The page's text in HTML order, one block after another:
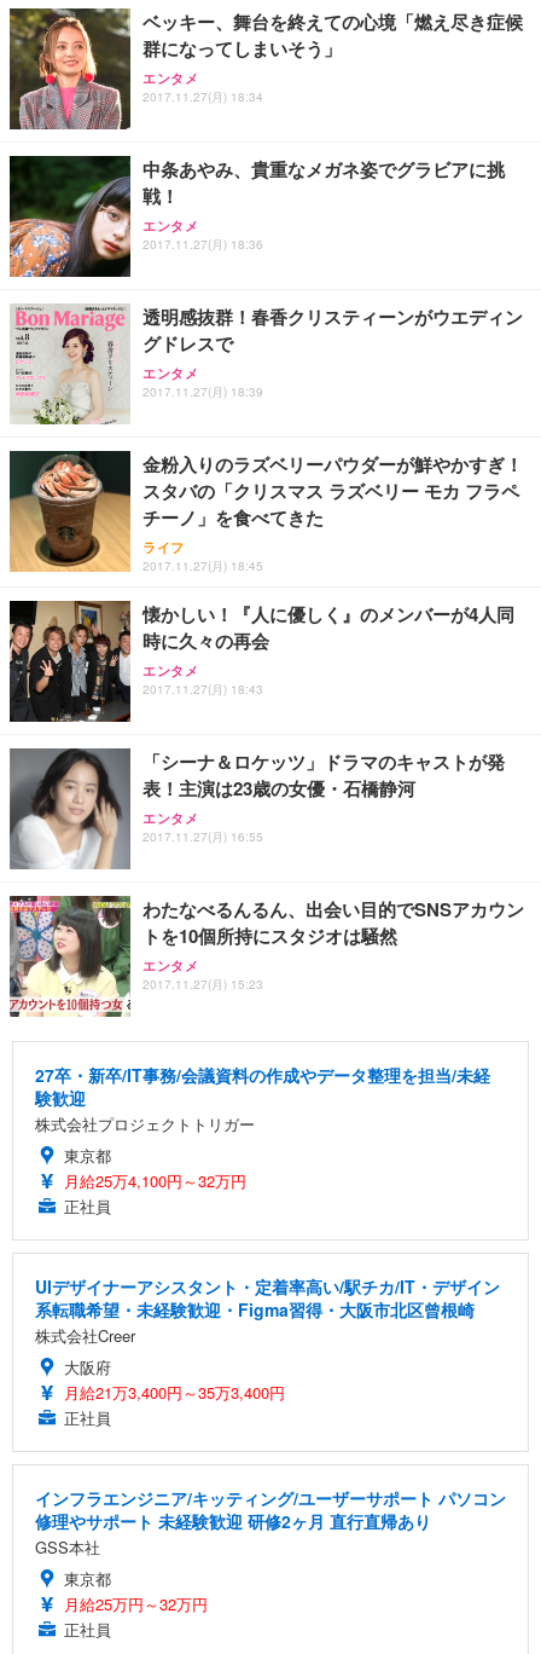
ベッキー、舞台を終えての心境「燃え尽き症候
群になってしまいそう」
エンタメ
2017.11.27(月) 18:34
中条あやみ、貴重なメガネ姿でグラビアに挑
戦！
エンタメ
2017.11.27(月) 18:36
透明感抜群！春香クリスティーンがウエディン
グドレスで
エンタメ
2017.11.27(月) 18:39
金粉入りのラズベリーパウダーが鮮やかすぎ！
スタバの「クリスマス ラズベリー モカ フラペ
チーノ」を食べてきた
ライフ
2017.11.27(月) 18:45
懐かしい！『人に優しく』のメンバーが4人同
時に久々の再会
エンタメ
2017.11.27(月) 18:43
「シーナ＆ロケッツ」ドラマのキャストが発
表！主演は23歳の女優・石橋静河
エンタメ
2017.11.27(月) 16:55
わたなべるんるん、出会い目的でSNSアカウン
トを10個所持にスタジオは騒然
エンタメ
2017.11.27(月) 15:23
27卒・新卒/IT事務/会議資料の作成やデータ整理を担当/未経
験歓迎
株式会社プロジェクトトリガー
東京都
月給25万4,100円～32万円
正社員
UIデザイナーアシスタント・定着率高い/駅チカ/IT・デザイン
系転職希望・未経験歓迎・Figma習得・大阪市北区曾根崎
株式会社Creer
大阪府
月給21万3,400円～35万3,400円
正社員
インフラエンジニア/キッティング/ユーザーサポート パソコン
修理やサポート 未経験歓迎 研修2ヶ月 直行直帰あり
GSS本社
東京都
月給25万円～32万円
正社員